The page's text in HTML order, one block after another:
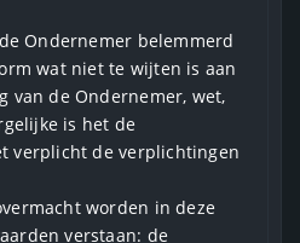
Ondernemer belemmerd
wat niet te wijten is aan
van de Ondernemer, wet,
is het de
verplicht de verplichtingen
worden in deze
verstaan: de